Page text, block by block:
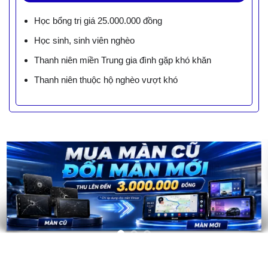
Học bổng trị giá 25.000.000 đồng
Học sinh, sinh viên nghèo
Thanh niên miền Trung gia đình gặp khó khăn
Thanh niên thuộc hộ nghèo vượt khó